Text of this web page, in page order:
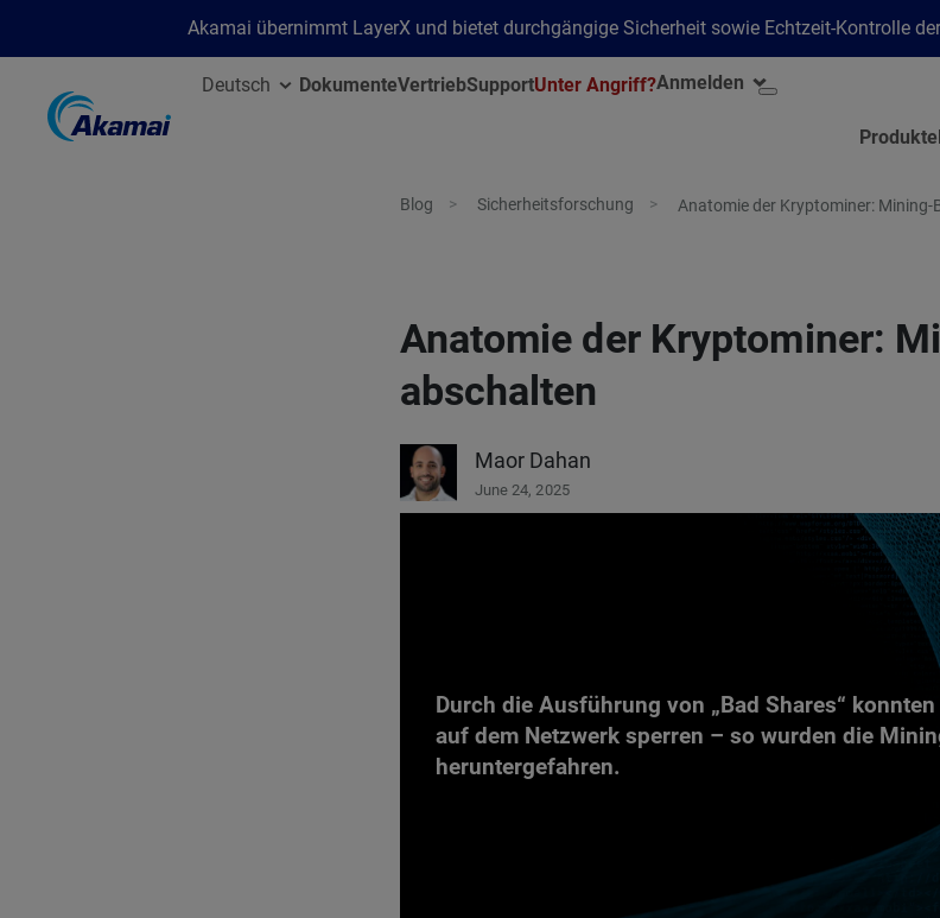
Akamai übernimmt LayerX und bietet durchgängige Sicherheit sowie Echtzeit-Kontrolle
Deutsch DokumenteVertriebSupportUnter Angriff?Anmelden
Produkte
Blog Sicherheitsforschung Anatomie der Kryptominer:
Anatomie der Kryptominer:
abschalten
Maor Dahan
June 24, 2025
Durch die Ausführung von „Bad Shares“
auf dem Netzwerk sperren – so wurden die
heruntergefahren.